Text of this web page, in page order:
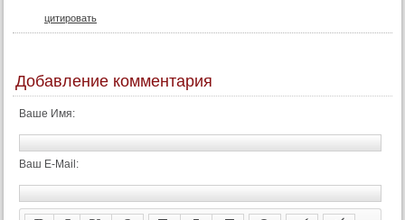
53 серия
55 серия
58 серия
60 серия
цитировать
Добавление комментария
Ваше Имя:
Ваш E-Mail: